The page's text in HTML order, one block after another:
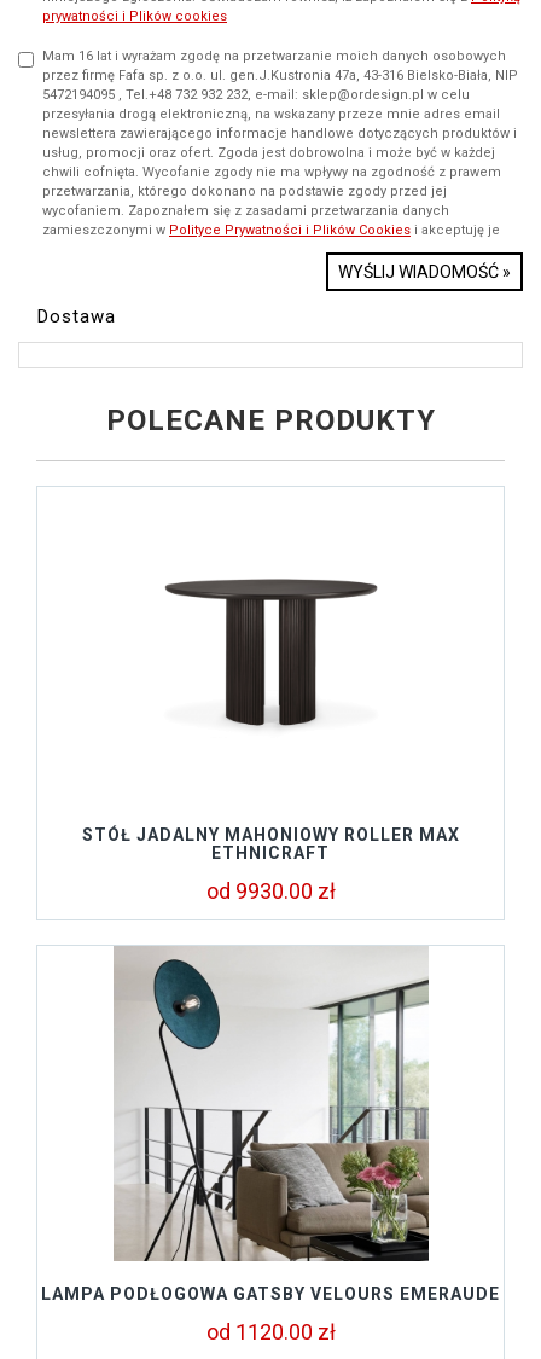
prywatności i Plików cookies
Mam 16 lat i wyrażam zgodę na przetwarzanie moich danych osobowych
przez firmę Fafa sp. z o.o. ul. gen.J.Kustronia 47a, 43-316 Bielsko-Biała, NIP
5472194095 , Tel.+48 732 932 232, e-mail: sklep@ordesign.pl w celu
przesyłania drogą elektroniczną, na wskazany przeze mnie adres email
newslettera zawierającego informacje handlowe dotyczących produktów i
usług, promocji oraz ofert. Zgoda jest dobrowolna i może być w każdej
chwili cofnięta. Wycofanie zgody nie ma wpływy na zgodność z prawem
przetwarzania, którego dokonano na podstawie zgody przed jej
wycofaniem. Zapoznałem się z zasadami przetwarzania danych
zamieszczonymi w Polityce Prywatności i Plików Cookies i akceptuję je
WYŚLIJ WIADOMOŚĆ »
Dostawa
POLECANE PRODUKTY
STÓŁ JADALNY MAHONIOWY ROLLER MAX
ETHNICRAFT
od 9930.00 zł
LAMPA PODŁOGOWA GATSBY VELOURS EMERAUDE
od 1120.00 zł